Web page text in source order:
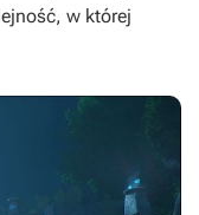
w której